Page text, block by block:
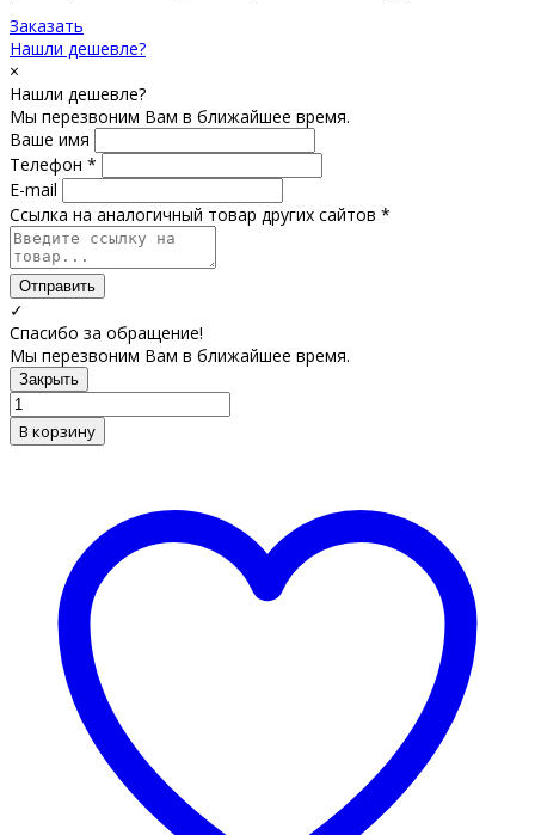
Заказать
Нашли дешевле?
×
Нашли дешевле?
Мы перезвоним Вам в ближайшее время.
Ваше имя
Телефон *
E-mail
Ссылка на аналогичный товар других сайтов *
Отправить
✓
Спасибо за обращение!
Мы перезвоним Вам в ближайшее время.
Закрыть
В корзину